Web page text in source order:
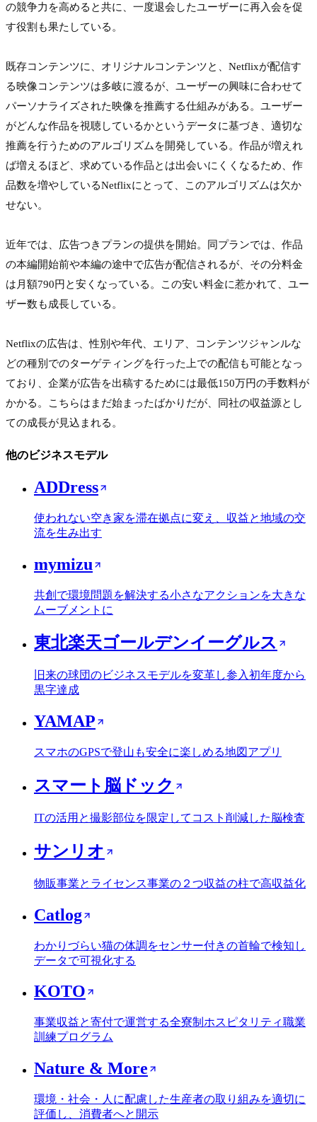
の競争力を高めると共に、一度退会したユーザーに再入会を促
す役割も果たしている。
既存コンテンツに、オリジナルコンテンツと、Netflixが配信す
る映像コンテンツは多岐に渡るが、ユーザーの興味に合わせて
パーソナライズされた映像を推薦する仕組みがある。ユーザー
がどんな作品を視聴しているかというデータに基づき、適切な
推薦を行うためのアルゴリズムを開発している。作品が増えれ
ば増えるほど、求めている作品とは出会いにくくなるため、作
品数を増やしているNetflixにとって、このアルゴリズムは欠か
せない。
近年では、広告つきプランの提供を開始。同プランでは、作品
の本編開始前や本編の途中で広告が配信されるが、その分料金
は月額790円と安くなっている。この安い料金に惹かれて、ユー
ザー数も成長している。
Netflixの広告は、性別や年代、エリア、コンテンツジャンルな
どの種別でのターゲティングを行った上での配信も可能となっ
ており、企業が広告を出稿するためには最低150万円の手数料が
かかる。こちらはまだ始まったばかりだが、同社の収益源とし
ての成長が見込まれる。
他のビジネスモデル
ADDress
使われない空き家を滞在拠点に変え、収益と地域の交
流を生み出す
mymizu
共創で環境問題を解決する小さなアクションを大きな
ムーブメントに
東北楽天ゴールデンイーグルス
旧来の球団のビジネスモデルを変革し参入初年度から
黒字達成
YAMAP
スマホのGPSで登山も安全に楽しめる地図アプリ
スマート脳ドック
ITの活用と撮影部位を限定してコスト削減した脳検査
サンリオ
物販事業とライセンス事業の２つ収益の柱で高収益化
Catlog
わかりづらい猫の体調をセンサー付きの首輪で検知し
データで可視化する
KOTO
事業収益と寄付で運営する全寮制ホスピタリティ職業
訓練プログラム
Nature & More
環境・社会・人に配慮した生産者の取り組みを適切に
評価し、消費者へと開示